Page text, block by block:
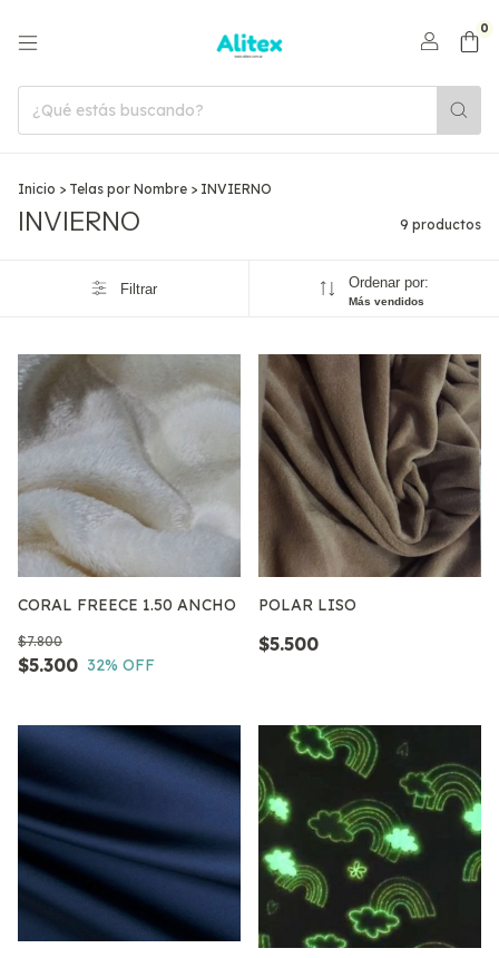
0
Inicio > Telas por Nombre > INVIERNO
INVIERNO 9 productos
Filtrar Ordenar por:
Más vendidos
CORAL FREECE 1.50 ANCHO
$5.300
$7.800
32% OFF
POLAR LISO
$5.500